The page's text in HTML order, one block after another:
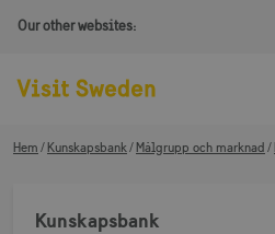
Our other websites:
Hem Kunskapsbank Målgrupp och marknad
Kunskapsbank